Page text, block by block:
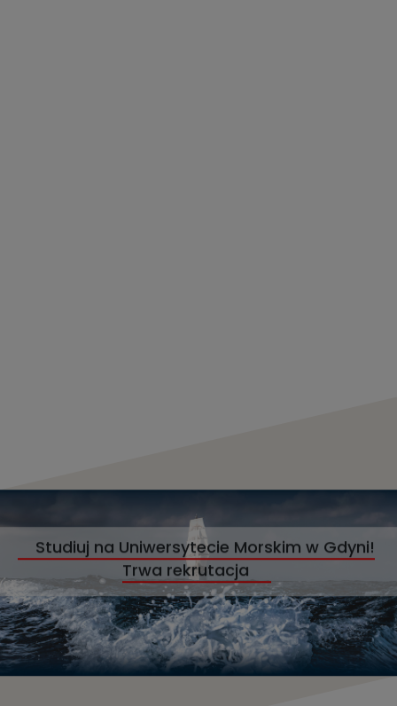
Studiuj na Uniwersytecie Morskim w Gdyni!
Trwa rekrutacja